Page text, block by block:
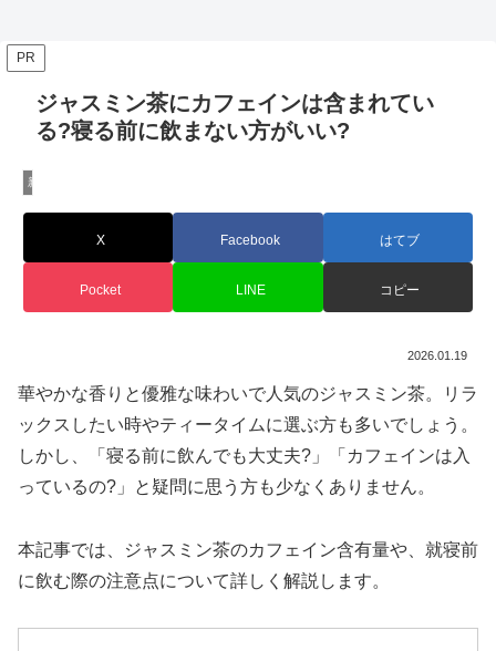
PR
ジャスミン茶にカフェインは含まれてい
る?寝る前に飲まない方がいい?
新着
X Facebook はてブ
Pocket LINE コピー
2026.01.19
華やかな香りと優雅な味わいで人気のジャスミン茶。リラ
ックスしたい時やティータイムに選ぶ方も多いでしょう。
しかし、「寝る前に飲んでも大丈夫?」「カフェインは入
っているの?」と疑問に思う方も少なくありません。
本記事では、ジャスミン茶のカフェイン含有量や、就寝前
に飲む際の注意点について詳しく解説します。